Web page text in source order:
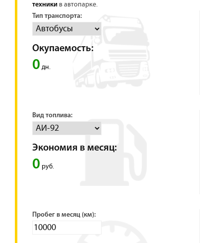
техники в автопарке.
Тип транспорта:
Окупаемость:
0 дн.
Вид топлива:
Экономия в месяц:
0 руб.
Пробег в месяц (км):